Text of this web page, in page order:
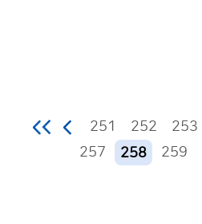
251 252 253
257
258 259